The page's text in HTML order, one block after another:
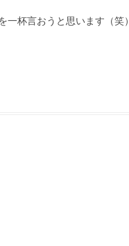
杯言おうと思います（笑）